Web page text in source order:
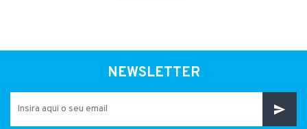
NEWSLETTER